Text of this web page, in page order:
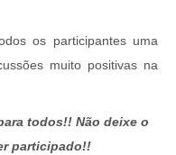
os participantes uma
muito positivas na
todos!! Não deixe o
participado!!